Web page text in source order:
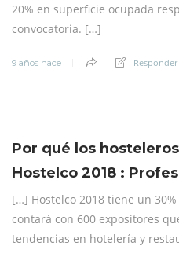
20% en superficie ocupada
convocatoria. […]
9 años hace Responder
Por qué los
Hostelco 2018 :
[…] Hostelco 2018 tiene un
contará con 600 expositores
tendencias en hotelería y